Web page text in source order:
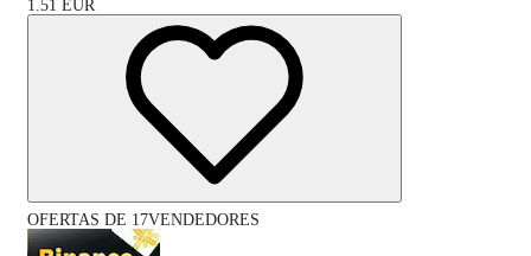
1.51 EUR
OFERTAS DE 17VENDEDORES